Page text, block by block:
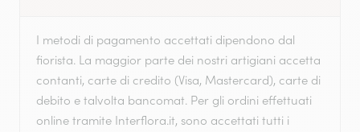
I metodi di pagamento accettati dipendono dal
fiorista. La maggior parte dei nostri artigiani accetta
contanti, carte di credito (Visa, Mastercard), carte di
debito e talvolta bancomat. Per gli ordini effettuati
online tramite Interflora.it, sono accettati tutti i